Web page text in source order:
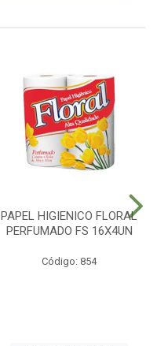
PAPEL HIGIENICO FLORAL
PERFUMADO FS 16X4UN
Código: 854